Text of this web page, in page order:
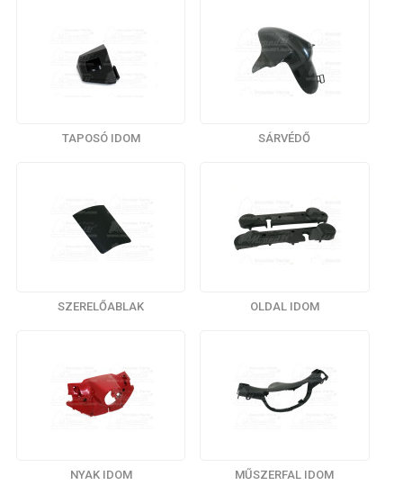
TAPOSÓ IDOM SÁRVÉDŐ
SZERELŐABLAK OLDAL IDOM
NYAK IDOM MŰSZERFAL IDOM